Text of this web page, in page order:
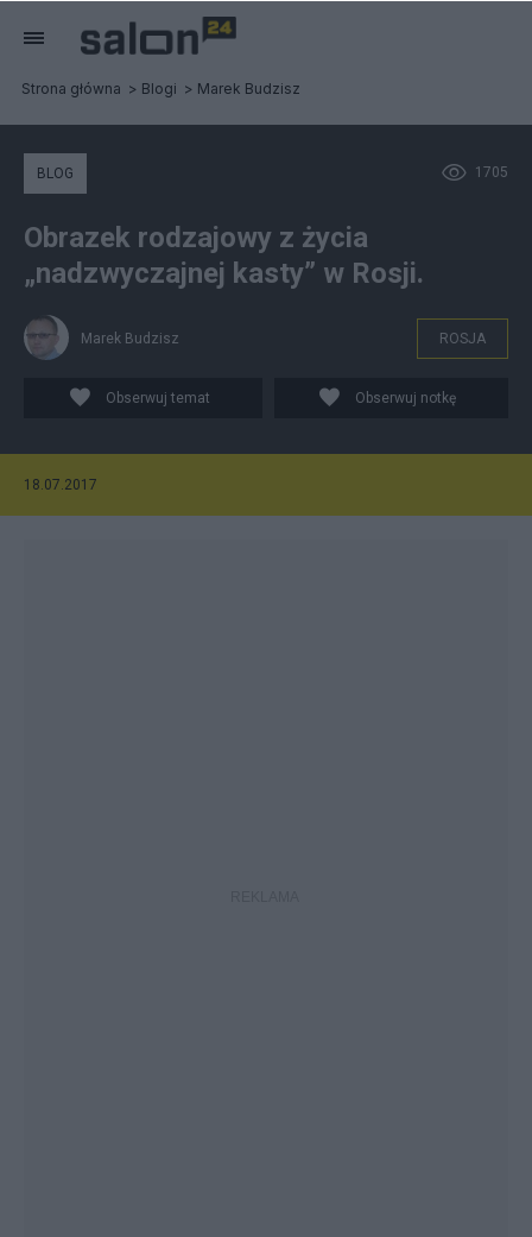
Strona główna Blogi Marek Budzisz
1705
BLOG
Obrazek rodzajowy z życia
„nadzwyczajnej kasty” w Rosji.
Marek Budzisz ROSJA
Obserwuj temat Obserwuj notkę
18.07.2017